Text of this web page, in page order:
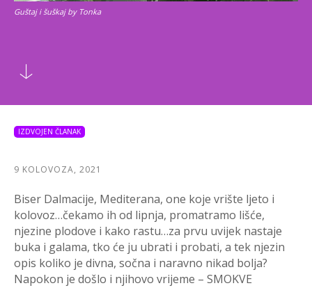
Guštaj i šuškaj by Tonka
IZDVOJEN ČLANAK
9 KOLOVOZA, 2021
Biser Dalmacije, Mediterana, one koje vrište ljeto i
kolovoz…čekamo ih od lipnja, promatramo lišće,
njezine plodove i kako rastu…za prvu uvijek nastaje
buka i galama, tko će ju ubrati i probati, a tek njezin
opis koliko je divna, sočna i naravno nikad bolja?
Napokon je došlo i njihovo vrijeme – SMOKVE